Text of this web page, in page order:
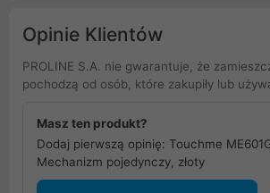
Opinie Klientów
PROLINE S.A. nie gwarantuje, że
pochodzą od osób, które zakupiły lub
Masz ten produkt?
Dodaj pierwszą opinię: Touchme
Mechanizm pojedynczy, złoty